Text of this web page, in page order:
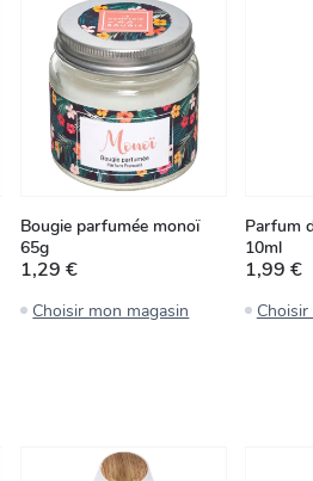
Bougie parfumée monoï
65g
1,29 €
Choisir mon magasin
Parfum
10ml
1,99 €